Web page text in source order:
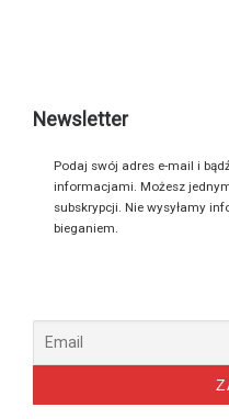
Newsletter
Podaj swój adres e-mail i
informacjami. Możesz
subskrypcji. Nie wysyłamy
bieganiem.